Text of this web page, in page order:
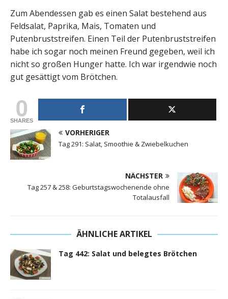
Zum Abendessen gab es einen Salat bestehend aus
Feldsalat, Paprika, Mais, Tomaten und
Putenbruststreifen. Einen Teil der Putenbruststreifen
habe ich sogar noch meinen Freund gegeben, weil ich
nicht so großen Hunger hatte. Ich war irgendwie noch
gut gesättigt vom Brötchen.
0
SHARES
VORHERIGER
Tag 291: Salat, Smoothie & Zwiebelkuchen
NÄCHSTER
Tag 257 & 258: Geburtstagswochenende ohne
Totalausfall
ÄHNLICHE ARTIKEL
Tag 442: Salat und belegtes Brötchen